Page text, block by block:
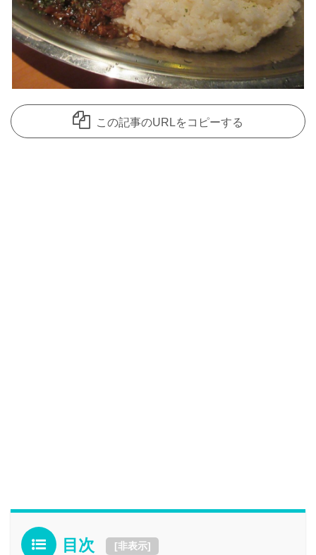
この記事のURLをコピーする
目次 [非表示]